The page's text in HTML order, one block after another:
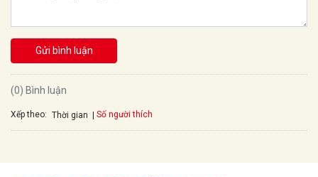
Gửi bình luận
(0) Bình luận
Xếp theo: Thời gian Số người thích